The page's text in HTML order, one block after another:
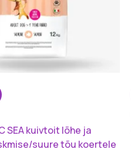
SEA kuivtoit lõhe ja
suure tõu koertele